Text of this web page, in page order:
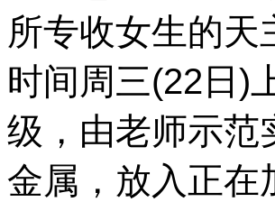
所专收女生的
时间周三(22日)
级，由老师示范
金属，放入正在